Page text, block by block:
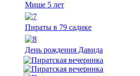
Мише 5 лет
Пираты в 79 садике
День рождения Давида